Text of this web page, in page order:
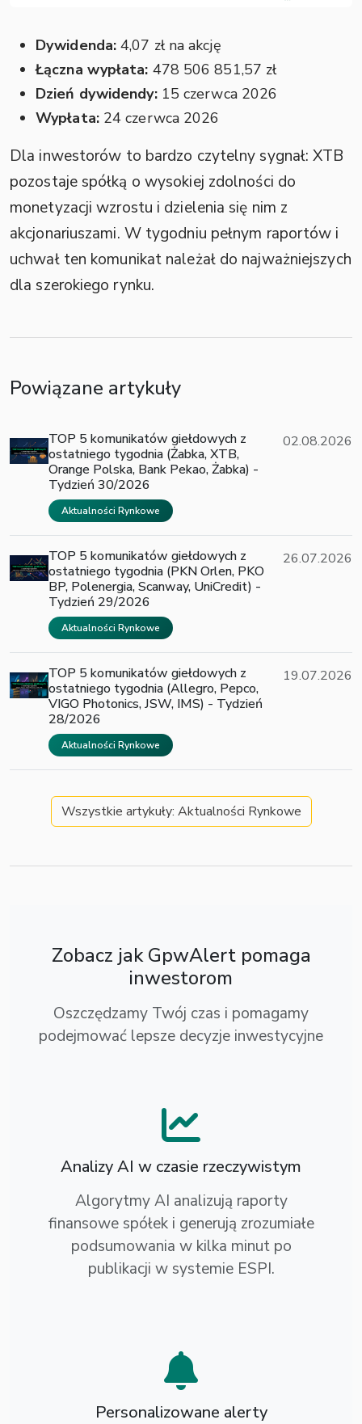
Dywidenda: 4,07 zł na akcję
Łączna wypłata: 478 506 851,57 zł
Dzień dywidendy:15 czerwca 2026
Wypłata:24 czerwca 2026
Dla inwestorów to bardzo czytelny sygnał: XTB
pozostaje spółką o wysokiej zdolności do
monetyzacji wzrostu i dzielenia się nim z
akcjonariuszami. W tygodniu pełnym raportów i
uchwał ten komunikat należał do najważniejszych
dla szerokiego rynku.
Powiązane artykuły
TOP 5 komunikatów giełdowych z
ostatniego tygodnia (Żabka, XTB,
Orange Polska, Bank Pekao, Żabka) -
Tydzień 30/2026
Aktualności Rynkowe
02.08.2026
TOP 5 komunikatów giełdowych z
ostatniego tygodnia (PKN Orlen, PKO
BP, Polenergia, Scanway, UniCredit) -
Tydzień 29/2026
Aktualności Rynkowe
26.07.2026
TOP 5 komunikatów giełdowych z
ostatniego tygodnia (Allegro, Pepco,
VIGO Photonics, JSW, IMS) - Tydzień
28/2026
Aktualności Rynkowe
19.07.2026
Wszystkie artykuły: Aktualności Rynkowe
Zobacz jak GpwAlert pomaga
inwestorom
Oszczędzamy Twój czas i pomagamy
podejmować lepsze decyzje inwestycyjne
Analizy AI w czasie rzeczywistym
Algorytmy AI analizują raporty
finansowe spółek i generują zrozumiałe
podsumowania w kilka minut po
publikacji w systemie ESPI.
Personalizowane alerty